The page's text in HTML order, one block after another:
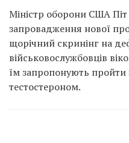
Міністр оборони США Піт
запровадження нової
щорічний скринінг на
військовослужбовців
їм запропонують пройти
тестостероном.